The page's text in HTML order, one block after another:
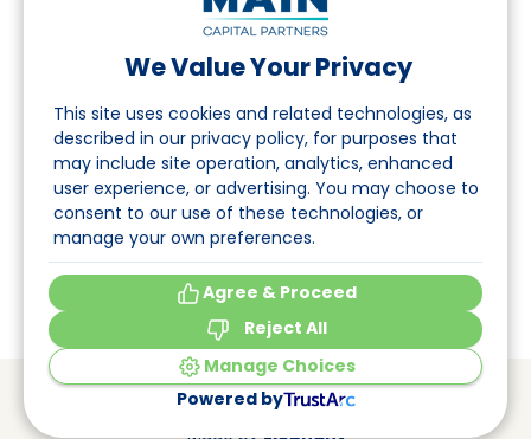
We Value Your Privacy
This site uses cookies and related technologies, as
described in our privacy policy, for purposes that
may include site operation, analytics, enhanced
user experience, or advertising. You may choose to
consent to our use of these technologies, or
manage your own preferences.
Agree & Proceed
Reject All
Manage Choices
Powered by
Suivez-nous sur LinkedIn
Accès
A propos
Événements
© Main Capital PartnersVAT: 809621344B01
CoC: 33294313Cookie Preferences
Made byElephant